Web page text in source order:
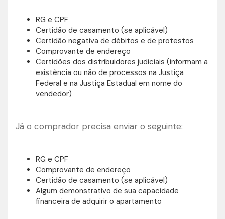
RG e CPF
Certidão de casamento (se aplicável)
Certidão negativa de débitos e de protestos
Comprovante de endereço
Certidões dos distribuidores judiciais (informam a
existência ou não de processos na Justiça
Federal e na Justiça Estadual em nome do
vendedor)
Já o comprador precisa enviar o seguinte:
RG e CPF
Comprovante de endereço
Certidão de casamento (se aplicável)
Algum demonstrativo de sua capacidade
financeira de adquirir o apartamento